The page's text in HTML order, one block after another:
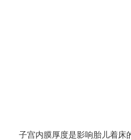
子宫内膜厚度是影响胎儿着床